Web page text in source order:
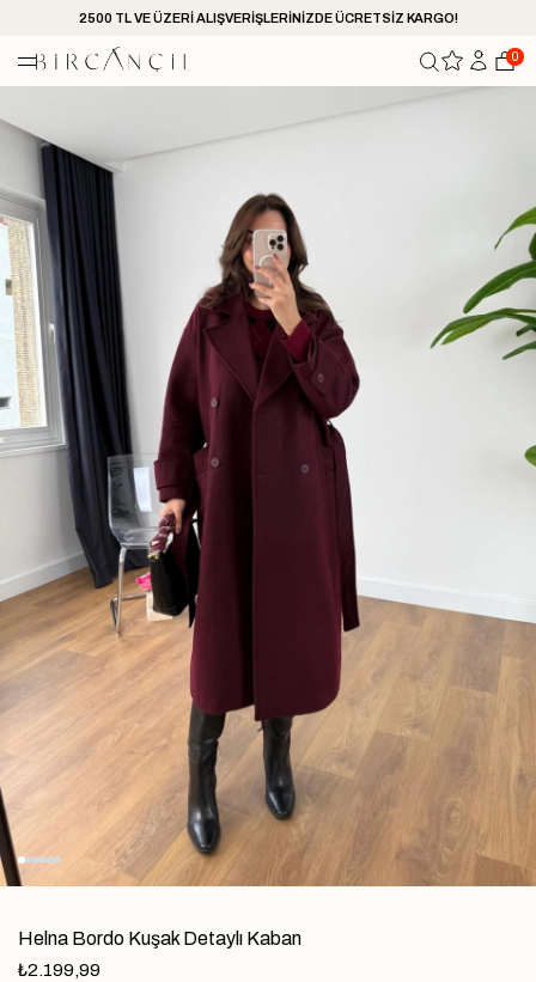
2500 TL VE ÜZERİ ALIŞVERİŞLERİNİZDE ÜCRETSİZ KARGO!
0
Helna Bordo Kuşak Detaylı Kaban
₺2.199,99